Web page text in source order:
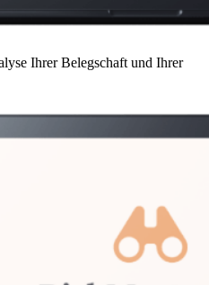
Ihrer Belegschaft und Ihrer